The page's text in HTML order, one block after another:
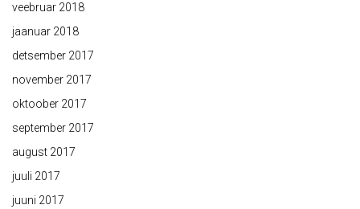
veebruar 2018
jaanuar 2018
detsember 2017
november 2017
oktoober 2017
september 2017
august 2017
juuli 2017
juuni 2017